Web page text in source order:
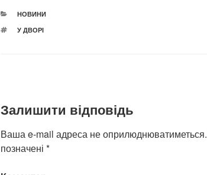
КАТЕГОРІЇ
НОВИНИ
ПОЗНАЧКИ
У ДВОРІ
Залишити відповідь
Ваша e-mail адреса не оприлюднюватиметься.
позначені *